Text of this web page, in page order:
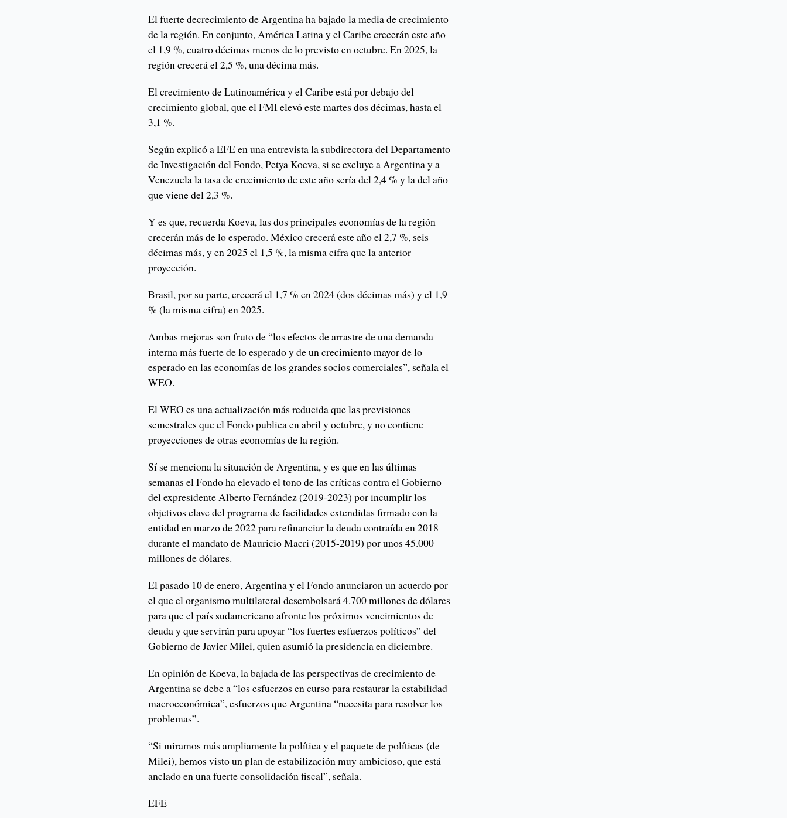
El fuerte decrecimiento de Argentina ha bajado la media de crecimiento
de la región. En conjunto, América Latina y el Caribe crecerán este año
el 1,9 %, cuatro décimas menos de lo previsto en octubre. En 2025, la
región crecerá el 2,5 %, una décima más.
El crecimiento de Latinoamérica y el Caribe está por debajo del
crecimiento global, que el FMI elevó este martes dos décimas, hasta el
3,1 %.
Según explicó a EFE en una entrevista la subdirectora del Departamento
de Investigación del Fondo, Petya Koeva, si se excluye a Argentina y a
Venezuela la tasa de crecimiento de este año sería del 2,4 % y la del año
que viene del 2,3 %.
Y es que, recuerda Koeva, las dos principales economías de la región
crecerán más de lo esperado. México crecerá este año el 2,7 %, seis
décimas más, y en 2025 el 1,5 %, la misma cifra que la anterior
proyección.
Brasil, por su parte, crecerá el 1,7 % en 2024 (dos décimas más) y el 1,9
% (la misma cifra) en 2025.
Ambas mejoras son fruto de “los efectos de arrastre de una demanda
interna más fuerte de lo esperado y de un crecimiento mayor de lo
esperado en las economías de los grandes socios comerciales”, señala el
WEO.
El WEO es una actualización más reducida que las previsiones
semestrales que el Fondo publica en abril y octubre, y no contiene
proyecciones de otras economías de la región.
Sí se menciona la situación de Argentina, y es que en las últimas
semanas el Fondo ha elevado el tono de las críticas contra el Gobierno
del expresidente Alberto Fernández (2019-2023) por incumplir los
objetivos clave del programa de facilidades extendidas firmado con la
entidad en marzo de 2022 para refinanciar la deuda contraída en 2018
durante el mandato de Mauricio Macri (2015-2019) por unos 45.000
millones de dólares.
El pasado 10 de enero, Argentina y el Fondo anunciaron un acuerdo por
el que el organismo multilateral desembolsará 4.700 millones de dólares
para que el país sudamericano afronte los próximos vencimientos de
deuda y que servirán para apoyar “los fuertes esfuerzos políticos” del
Gobierno de Javier Milei, quien asumió la presidencia en diciembre.
En opinión de Koeva, la bajada de las perspectivas de crecimiento de
Argentina se debe a “los esfuerzos en curso para restaurar la estabilidad
macroeconómica”, esfuerzos que Argentina “necesita para resolver los
problemas”.
“Si miramos más ampliamente la política y el paquete de políticas (de
Milei), hemos visto un plan de estabilización muy ambicioso, que está
anclado en una fuerte consolidación fiscal”, señala.
EFE